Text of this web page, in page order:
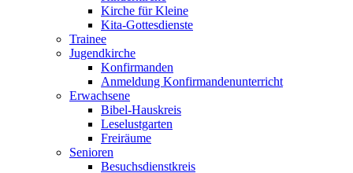
Kirche für Kleine
Kita-Gottesdienste
Trainee
Jugendkirche
Konfirmanden
Anmeldung Konfirmandenunterricht
Erwachsene
Bibel-Hauskreis
Leselustgarten
Freiräume
Senioren
Besuchsdienstkreis